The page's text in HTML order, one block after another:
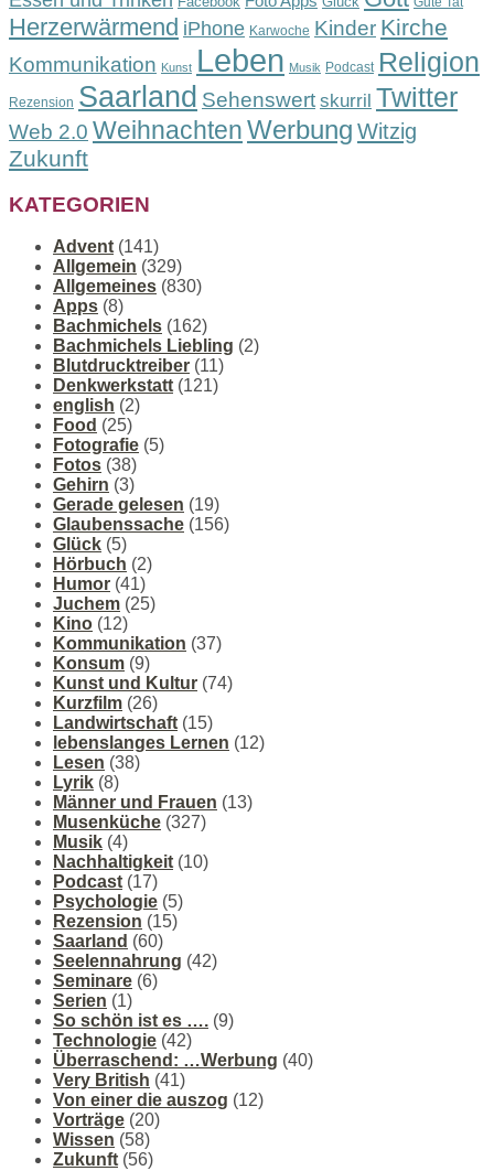
Herzerwärmend iPhone Karwoche Kinder Kirche
Kommunikation Kunst Leben Musik Podcast Religion
Rezension Saarland Sehenswert skurril Twitter
Web 2.0 WeihnachtenWerbung Witzig
Zukunft
KATEGORIEN
Advent (141)
Allgemein (329)
Allgemeines (830)
Apps (8)
Bachmichels (162)
Bachmichels Liebling (2)
Blutdrucktreiber (11)
Denkwerkstatt (121)
english (2)
Food (25)
Fotografie (5)
Fotos (38)
Gehirn (3)
Gerade gelesen (19)
Glaubenssache (156)
Glück (5)
Hörbuch (2)
Humor (41)
Juchem (25)
Kino (12)
Kommunikation (37)
Konsum (9)
Kunst und Kultur (74)
Kurzfilm (26)
Landwirtschaft (15)
lebenslanges Lernen (12)
Lesen (38)
Lyrik (8)
Männer und Frauen (13)
Musenküche (327)
Musik (4)
Nachhaltigkeit (10)
Podcast (17)
Psychologie (5)
Rezension (15)
Saarland (60)
Seelennahrung (42)
Seminare (6)
Serien (1)
So schön ist es …. (9)
Technologie (42)
Überraschend: …Werbung (40)
Very British (41)
Von einer die auszog (12)
Vorträge (20)
Wissen (58)
Zukunft (56)